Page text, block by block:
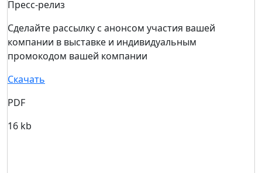
Пресс-релиз
Сделайте рассылку с анонсом участия вашей
компании в выставке и индивидуальным
промокодом вашей компании
Скачать
PDF
16 kb